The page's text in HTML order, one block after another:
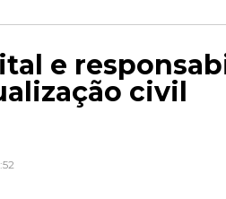
e
civil